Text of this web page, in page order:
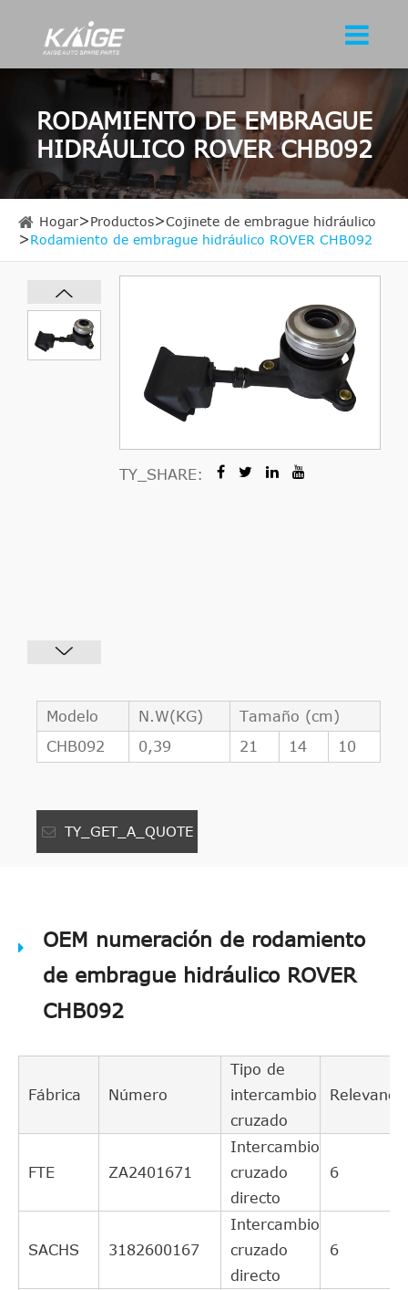
RODAMIENTO DE EMBRAGUE
HIDRÁULICO ROVER CHB092
Hogar Productos
Cojinete de embrague hidráulico
Rodamiento de embrague hidráulico ROVER CHB092
TY_SHARE:
Modelo N.W(KG)
Tamaño (cm)
CHB092
0,39 21 14 10
TY_GET_A_QUOTE
OEM numeración de rodamiento
de embrague hidráulico ROVER
CHB092
Fábrica Número
Tipo de
intercambio
cruzado
Relevancia
FTE ZA2401671
Intercambio
cruzado
directo
6
SACHS 3182600167
Intercambio
cruzado
directo
6